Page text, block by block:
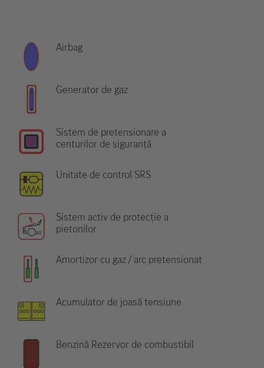
Airbag
Generator de gaz
Sistem de pretensionare a
centurilor de siguranță
Unitate de control SRS
Sistem activ de protecție a
pietonilor
Amortizor cu gaz / arc pretensionat
Acumulator de joasă tensiune
Benzină Rezervor de combustibil